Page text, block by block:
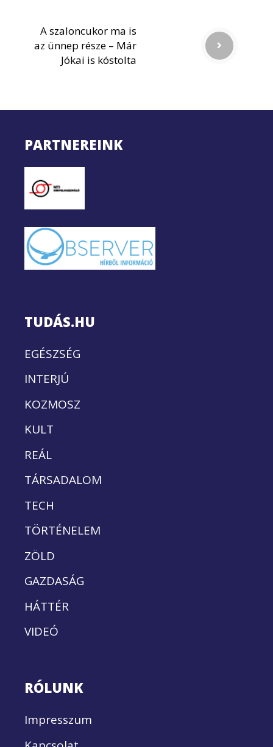
A szaloncukor ma is
az ünnep része – Már
Jókai is kóstolta
PARTNEREINK
TUDÁS.HU
EGÉSZSÉG
INTERJÚ
KOZMOSZ
KULT
REÁL
TÁRSADALOM
TECH
TÖRTÉNELEM
ZÖLD
GAZDASÁG
HÁTTÉR
VIDEÓ
RÓLUNK
Impresszum